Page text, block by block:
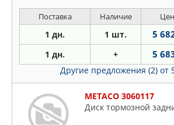
Поставка Наличие
1 дн. 1 шт. 5
1 дн. + 5
Другие предложения (2) от
METACO 3060117
Диск тормозной